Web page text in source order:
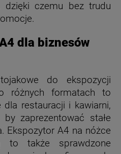
dzięki czemu bez trudu
dla biznesów
do ekspozycji
różnych formatach to
dla restauracji i kawiarni,
zaprezentować stałe
Ekspozytor A4 na nóżce
to także sprawdzone